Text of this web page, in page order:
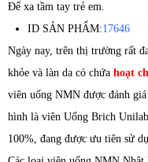
Để xa tầm tay trẻ em.
ID SẢN PHẨM:17646
Ngày nay, trên thị trường rất
khỏe và làn da có chứa hoạt
viên uống NMN được đánh
hình là viên Uống Brich
100%, đang được ưu tiên sử